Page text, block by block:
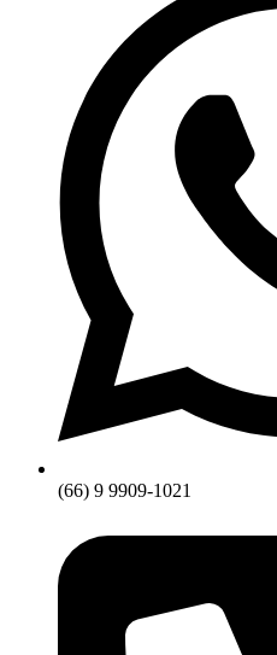
(66) 9 9909-1021